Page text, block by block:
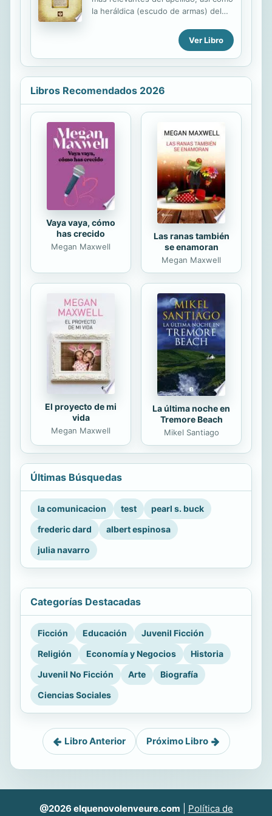
la heráldica (escudo de armas) del
edición de todas nuestras láminas
nos regimos por un estricto
protocolo cuya finalidad es la de
simbolismo de los principales
heráldicas.
Ver Libro
Libros Recomendados 2026
Vaya vaya, cómo
has crecido
Megan Maxwell
Las ranas también
se enamoran
Megan Maxwell
El proyecto de mi
vida
Megan Maxwell
La última noche en
Tremore Beach
Mikel Santiago
Últimas Búsquedas
la comunicacion test
pearl s. buck
frederic dard
albert espinosa
julia navarro
Categorías Destacadas
Ficción Educación
Juvenil Ficción
Religión
Economía y Negocios
Historia
Juvenil No Ficción
Arte
Biografía
Ciencias Sociales
Libro Anterior Próximo Libro
@2026 elquenovolenveure.com Política de